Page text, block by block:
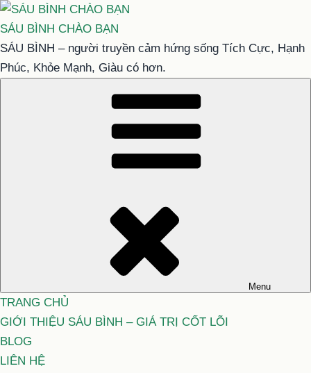
Chuyển
đến
phần
nội
SÁU BÌNH CHÀO BẠN
SÁU BÌNH – người truyền cảm hứng sống Tích Cực, Hạnh
Phúc, Khỏe Mạnh, Giàu có hơn.
Menu
TRANG CHỦ
GIỚI THIỆU SÁU BÌNH – GIÁ TRỊ CỐT LÕI
BLOG
LIÊN HỆ